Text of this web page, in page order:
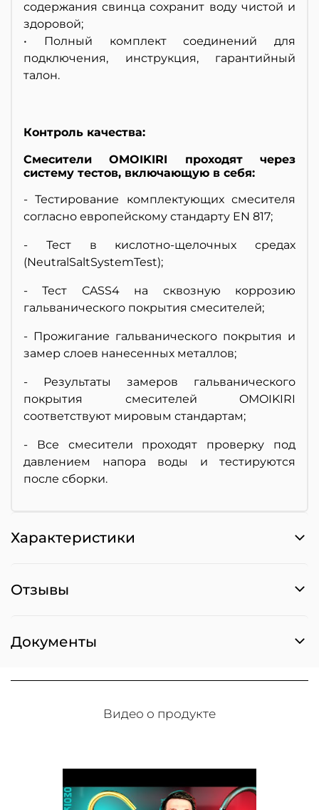
содержания свинца сохранит воду чистой и
здоровой;
• Полный комплект соединений для
подключения, инструкция, гарантийный
талон.
Контроль качества:
Смесители OMOIKIRI проходят через
систему тестов, включающую в себя:
- Тестирование комплектующих смесителя
согласно европейскому стандарту EN 817;
- Тест в кислотно-щелочных средах
(NeutralSaltSystemTest);
- Тест CASS4 на сквозную коррозию
гальванического покрытия смесителей;
- Прожигание гальванического покрытия и
замер слоев нанесенных металлов;
- Результаты замеров гальванического
покрытия смесителей OMOIKIRI
соответствуют мировым стандартам;
- Все смесители проходят проверку под
давлением напора воды и тестируются
после сборки.
Характеристики
Отзывы
Документы
Видео о продукте